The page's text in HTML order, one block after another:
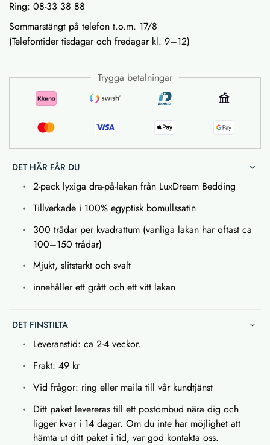
Ring: 08-33 38 88
Sommarstängt på telefon t.o.m. 17/8
(Telefontider tisdagar och fredagar kl. 9–12)
Trygga betalningar
DET HÄR FÅR DU
2-pack lyxiga dra-på-lakan från LuxDream Bedding
Tillverkade i 100% egyptisk bomullssatin
300 trådar per kvadrattum (vanliga lakan har oftast ca
100–150 trådar)
Mjukt, slitstarkt och svalt
innehåller ett grått och ett vitt lakan
DET FINSTILTA
Leveranstid: ca 2-4 veckor.
Frakt: 49 kr
Vid frågor: ring eller maila till vår kundtjänst
Ditt paket levereras till ett postombud nära dig och
ligger kvar i 14 dagar. Om du inte har möjlighet att
hämta ut ditt paket i tid, var god kontakta oss.